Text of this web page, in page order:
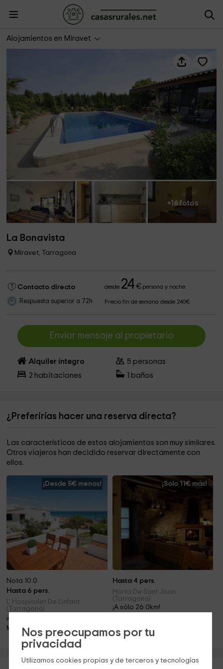
Nos preocupamos por tu
privacidad
Utilizamos cookies propias y de terceros y tecnologías
Alojamientos en Miravet
+16 fotos
La Bonavista
Miravet, Tarragona
Contacto directo desde 24 €persona y noche
Respuesta superior a 72h Precio fin de semana desde 240€
Enviar mensaje al propietario
Alquiler íntegro 5 personas
2 habitaciones baños
¿Preferirías hacer una reserva directa?
Las características de estos alojamientos son muy similares.
Otros viajeros han decidido reservar directamente con
ellos.
¡Desde 5€ menos!
Nota 10.0
Hasta 6 pers.
L' Hospitalet De L'infant
(Tarragona)
¡A sólo 24.2km!
Mascotas · Chimenea
¡Sólo 11€ más!
Hasta 4 pers.
Horta De Sant Joan
(Tarragona)
¡A sólo 26.0km!